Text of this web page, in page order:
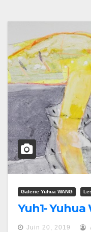
Galerie Yuhua WANG
Yuh1- Yuhua
Juin 20, 2019